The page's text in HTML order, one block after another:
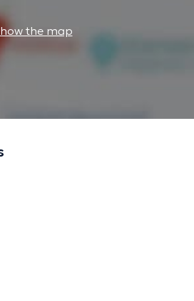
sont : L’acupuncture,
chinoise, le tuina ou massage
chinoise, le Qi gong ou
chinoise, la moxibustion, l a
doctoranytime team, based on verified
the map